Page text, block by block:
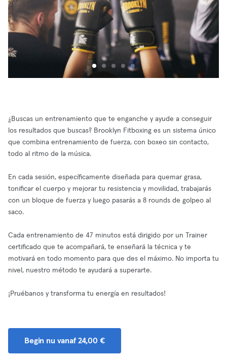
¿Buscas un entrenamiento que te enganche y ayude a conseguir
los resultados que buscas? Brooklyn Fitboxing es un sistema único
que combina entrenamiento de fuerza, con boxeo sin contacto,
todo al ritmo de la música.
En cada sesión, específicamente diseñada para quemar grasa,
tonificar el cuerpo y mejorar tu resistencia y movilidad, trabajarás
con un bloque de fuerza y luego pasarás a 8 rounds de golpeo al
saco.
Cada entrenamiento de 47 minutos está dirigido por un Trainer
certificado que te acompañará, te enseñará la técnica y te
motivará en todo momento para que des el máximo. No importa tu
nivel, nuestro método te ayudará a superarte.
¡Pruébanos y transforma tu energía en resultados!
Begin nu vanaf 24,00 €